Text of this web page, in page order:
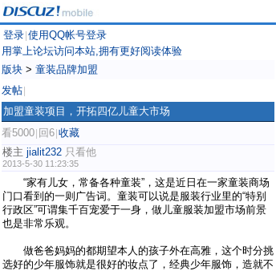
登录 使用QQ帐号登录
用掌上论坛访问本站,拥有更好阅读体验
版块 > 童装品牌加盟
发帖
加盟童装项目，开拓四亿儿童大市场
看5000 回6 收藏
楼主 jialit232 只看他
2013-5-30 11:23:35
“家有儿女，常备各种童装”，这是近日在一家童装商场
门口看到的一则广告词。童装可以说是服装行业里的“特别
行政区”可谓集千百宠爱于一身，做儿童服装加盟市场前景
也是非常乐观。
做爸爸妈妈的都期望本人的孩子外在高雅，这个时分挑
选好的少年服饰就是很好的妆点了，经典少年服饰，造就不